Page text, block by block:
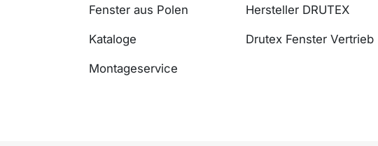
Fenster aus Polen
Kataloge
Montageservice
Hersteller DRUTEX
Drutex Fenster Vertrieb